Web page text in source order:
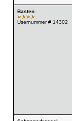
Basten
Usernummer # 14302